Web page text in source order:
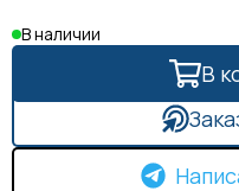
В наличии
В